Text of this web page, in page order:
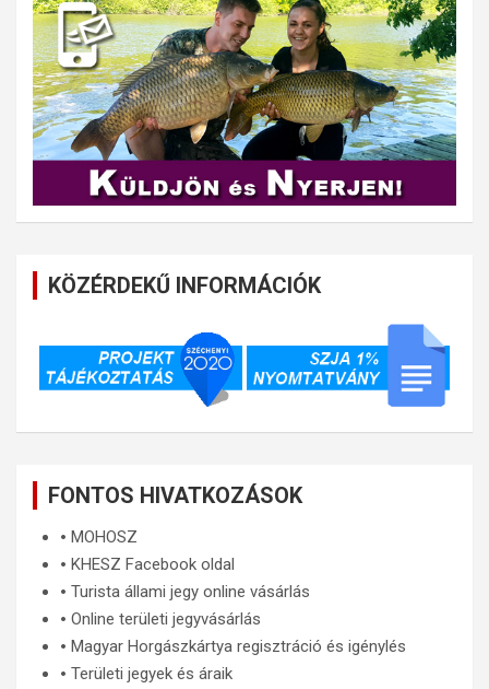
KÖZÉRDEKŰ INFORMÁCIÓK
FONTOS HIVATKOZÁSOK
🞄 MOHOSZ
🞄 KHESZ Facebook oldal
🞄 Turista állami jegy online vásárlás
🞄 Online területi jegyvásárlás
🞄 Magyar Horgászkártya regisztráció és igénylés
🞄 Területi jegyek és áraik